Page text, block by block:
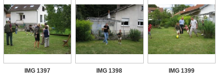
IMG 1397 IMG 1398 IMG 1399